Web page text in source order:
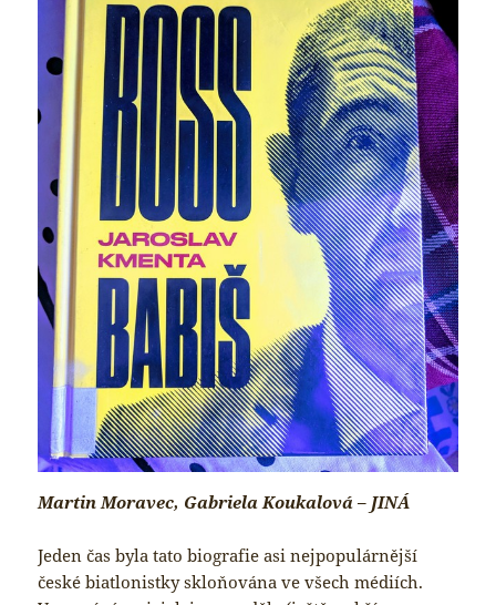
Martin Moravec, Gabriela Koukalová – JINÁ
Jeden čas byla tato biografie asi nejpopulárnější
české biatlonistky skloňována ve všech médiích.